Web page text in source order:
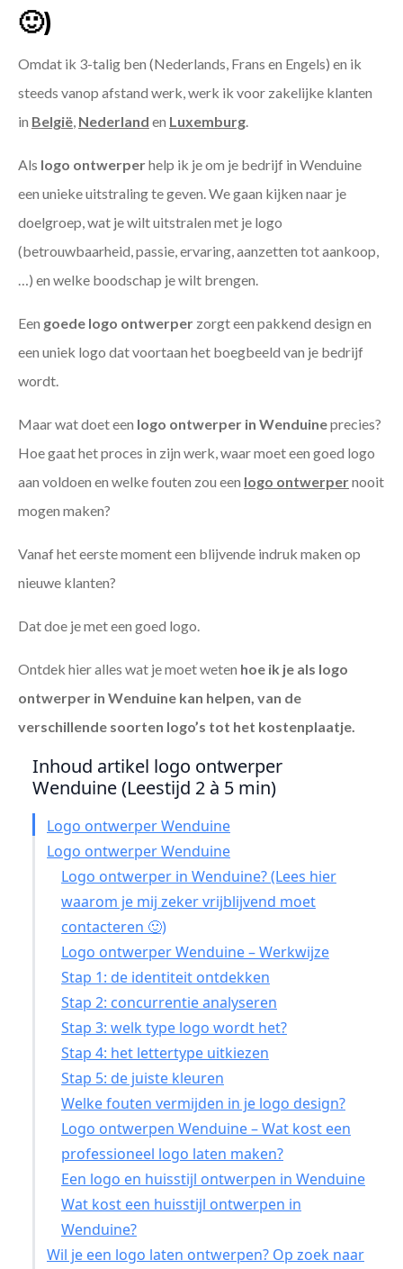
🙂)
Omdat ik 3-talig ben (Nederlands, Frans en Engels) en ik
steeds vanop afstand werk, werk ik voor zakelijke klanten
in België, Nederland en Luxemburg.
Als logo ontwerperhelp ik je om je bedrijf in Wenduine
een unieke uitstraling te geven. We gaan kijken naar je
doelgroep, wat je wilt uitstralen met je logo
(betrouwbaarheid, passie, ervaring, aanzetten tot aankoop,
…) en welke boodschap je wilt brengen.
Een goede logo ontwerper zorgt een pakkend design en
een uniek logo dat voortaan het boegbeeld van je bedrijf
wordt.
Maar wat doet een logo ontwerper in Wenduineprecies?
Hoe gaat het proces in zijn werk, waar moet een goed logo
aan voldoen en welke fouten zou een logo ontwerpernooit
mogen maken?
Vanaf het eerste moment een blijvende indruk maken op
nieuwe klanten?
Dat doe je met een goed logo.
Ontdek hier alles wat je moet weten hoe ik je als logo
ontwerper in Wenduine kan helpen, van de
verschillende soorten logo’s tot het kostenplaatje.
Inhoud artikel logo ontwerper
Wenduine (Leestijd 2 à 5 min)
Logo ontwerper Wenduine
Logo ontwerper Wenduine
Logo ontwerper in Wenduine? (Lees hier
waarom je mij zeker vrijblijvend moet
contacteren 🙂)
Logo ontwerper Wenduine – Werkwijze
Stap 1: de identiteit ontdekken
Stap 2: concurrentie analyseren
Stap 3: welk type logo wordt het?
Stap 4: het lettertype uitkiezen
Stap 5: de juiste kleuren
Welke fouten vermijden in je logo design?
Logo ontwerpen Wenduine – Wat kost een
professioneel logo laten maken?
Een logo en huisstijl ontwerpen in Wenduine
Wat kost een huisstijl ontwerpen in
Wenduine?
Wil je een logo laten ontwerpen? Op zoek naar